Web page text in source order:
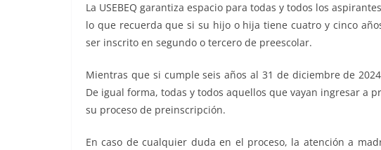
La USEBEQ garantiza espacio para todas y todos los
lo que recuerda que si su hijo o hija tiene cuatro y cinco
ser inscrito en segundo o tercero de preescolar.
Mientras que si cumple seis años al 31 de diciembre de
De igual forma, todas y todos aquellos que vayan ingresar a
su proceso de preinscripción.
En caso de cualquier duda en el proceso, la atención a